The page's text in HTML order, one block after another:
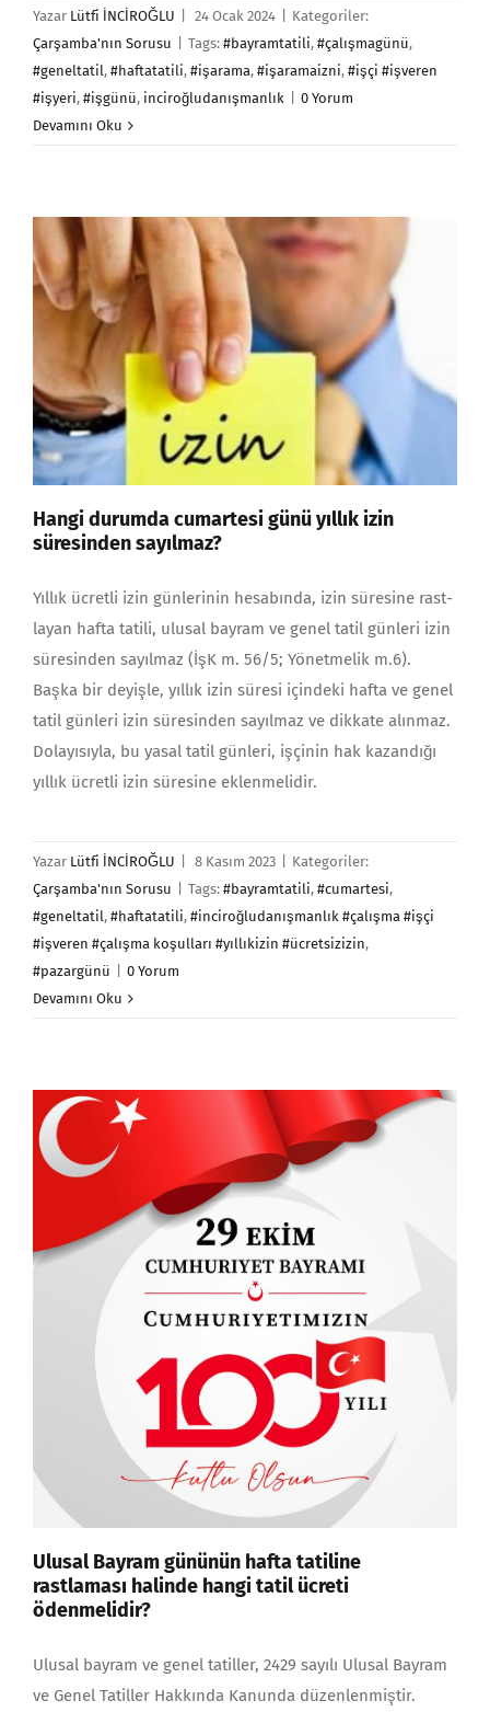
Yazar Lütfi İNCİROĞLU 24 Ocak 2024
Kategoriler:
Çarşamba'nın Sorusu
Tags: #bayramtatili, #çalışmagünü,
#geneltatil, #haftatatili, #işarama, #işaramaizni, #işçi #işveren
#işyeri, #işgünü, inciroğludanışmanlık
0 Yorum
Devamını Oku
Hangi durumda cumartesi günü yıllık izin
süresinden sayılmaz?
Yıllık ücretli izin günlerinin hesabında, izin süresine rast­
layan hafta tatili, ulusal bayram ve genel tatil günleri izin
süresinden sayıl­maz (İşK m. 56/5; Yönetmelik m.6).
Başka bir deyişle, yıl­lık izin süresi içindeki hafta ve genel
tatil günleri izin süresinden sayılmaz ve dikkate alınmaz.
Dolayısıyla, bu yasal tatil günleri, işçinin hak kazandığı
yıllık ücretli izin süresine eklenmelidir.
Yazar Lütfi İNCİROĞLU 8 Kasım 2023
Kategoriler:
Çarşamba'nın Sorusu
Tags: #bayramtatili, #cumartesi,
#geneltatil, #haftatatili, #inciroğludanışmanlık #çalışma #işçi
#işveren #çalışma koşulları #yıllıkizin #ücretsizizin,
#pazargünü
0 Yorum
Devamını Oku
Ulusal Bayram gününün hafta tatiline
rastlaması halinde hangi tatil ücreti
ödenmelidir?
Ulusal bayram ve genel tatiller, 2429 sayılı Ulusal Bay­ram
ve Genel Tatiller Hakkında Kanunda düzenlenmiştir.